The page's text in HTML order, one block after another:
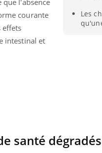
Les
que l'absence
courante
effets
intestinal et
santé
du
Le